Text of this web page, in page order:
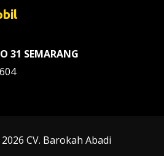
31 SEMARANG
CV. Barokah Abadi